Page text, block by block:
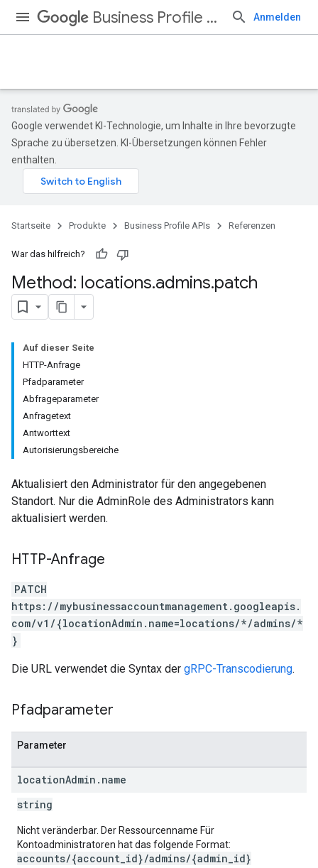
Business Profile APIs Anmelden
Google verwendet KI-Technologie, um Inhalte in Ihre bevorzugte
Sprache zu übersetzen. KI-Übersetzungen können Fehler
enthalten.
Startseite Produkte Business Profile APIs Referenzen
War das hilfreich?
Method: locations.admins.patch
Auf dieser Seite
HTTP-Anfrage
Pfadparameter
Abfrageparameter
Anfragetext
Antworttext
Autorisierungsbereiche
Aktualisiert den Administrator für den angegebenen
Standort. Nur die AdminRole des Administrators kann
aktualisiert werden.
HTTP-Anfrage
PATCH
https://mybusinessaccountmanagement.googleapis.
com/v1/{locationAdmin.name=locations/*/admins/*
}
Die URL verwendet die Syntax der gRPC-Transcodierung.
Pfadparameter
Parameter
locationAdmin . name
string
Nicht veränderbar. Der Ressourcenname Für
Kontoadministratoren hat das folgende Format:
accounts/{account_id}/admins/{admin_id}